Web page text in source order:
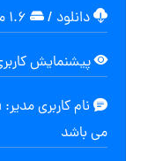
دانلود /
پیشنمایش
می باشد